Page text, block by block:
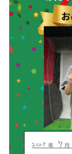
最新のスイン
独自のコース
クラブフィッ
全額返金保証
原田メソッド